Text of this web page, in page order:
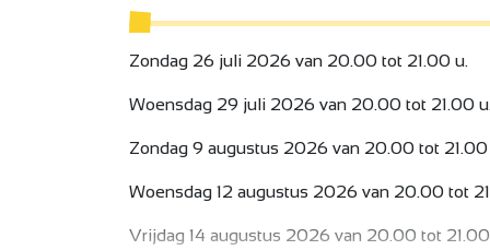
Zondag 26 juli 2026 van 20.00 tot 21.00 u.
Woensdag 29 juli 2026 van 20.00 tot 21.00 u.
Zondag 9 augustus 2026 van 20.00 tot 21.00
Woensdag 12 augustus 2026 van 20.00 tot
Vrijdag 14 augustus 2026 van 20.00 tot 21.00